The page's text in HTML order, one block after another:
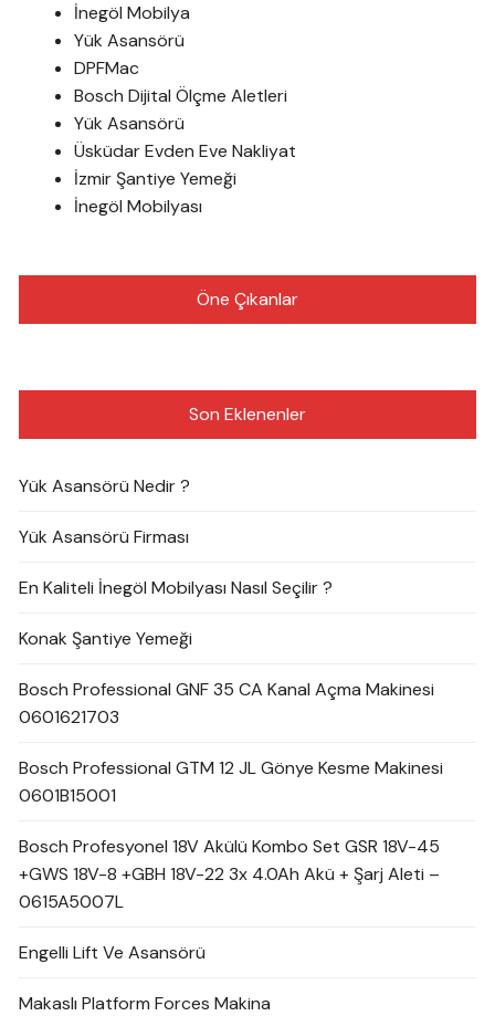
İnegöl Mobilya
Yük Asansörü
DPFMac
Bosch Dijital Ölçme Aletleri
Yük Asansörü
Üsküdar Evden Eve Nakliyat
İzmir Şantiye Yemeği
İnegöl Mobilyası
Öne Çıkanlar
Son Eklenenler
Yük Asansörü Nedir ?
Yük Asansörü Firması
En Kaliteli İnegöl Mobilyası Nasıl Seçilir ?
Konak Şantiye Yemeği
Bosch Professional GNF 35 CA Kanal Açma Makinesi
0601621703
Bosch Professional GTM 12 JL Gönye Kesme Makinesi
0601B15001
Bosch Profesyonel 18V Akülü Kombo Set GSR 18V-45
+GWS 18V-8 +GBH 18V-22 3x 4.0Ah Akü + Şarj Aleti –
0615A5007L
Engelli Lift Ve Asansörü
Makaslı Platform Forces Makina